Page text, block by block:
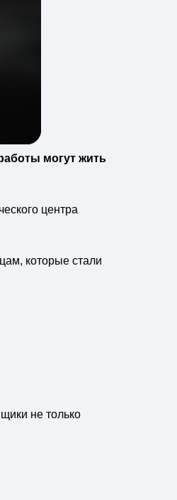
могут жить
центра
которые стали
не только